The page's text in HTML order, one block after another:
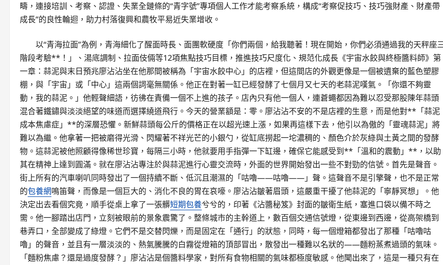
疇，連接培訓、考察、認證、失業全鏈條的“青字號”專項個人工作才能考察系統，構成“考察促技巧、技巧強財產、財產帶
成長”的良性輪迴，助力村落復興和農牧平易近失業增收。
以“青海拉面”為例，青海細化了醒面時長、面團軟硬度「你們兩個，給我聽著！現在開始，你們必須通過我的天秤座
階段考驗**！」、湯底調制、拉面伎倆等12項焦點技巧目標，推進技巧尺度化、規范化成長《宇宙水餃與終極醬料師》第
一章：蒜泥與末日預兆廖沾沾坐在他那間被稱為「宇宙水餃中心」的店裡，但這間店的外觀更像是一個被遺棄的藍色塑膠
棚，與「宇宙」或「中心」這兩個詞毫無關係。他正在對著一缸已經發酵了七個月又七天的老蒜泥嘆氣。「你還不夠靈
動，我的蒜泥。」他輕聲細語，彷彿在責備一個不上進的孩子。店內只有他一個人，連蒼蠅都因為難以忍受那股陳年蒜頭
混合著鐵鏽與淡淡絕望的味道而選擇繞道飛行。今天的營業額是：零。廖沾沾不安的不是店裡的生意，而是他對**「蒜泥
成本焦慮症」**的深層恐懼。新鮮蒜頭每公斤的價格正在以超光速上漲，如果再這樣下去，他引以為傲的「靈魂蒜泥」將
難以為繼。他拿著一把被磨得光滑、閃耀著不祥光芒的小銀勺，從缸底撈起一坨濃稠的、顏色介於灰綠與土黃之間的發酵
物。這蒜泥被他照顧得像稀世珍寶，每隔三小時，他就要用手指彈一下缸邊，確保它能感受到**「溫和的震動」**，以助
其在精神上達到圓滿。就在廖沾沾專注於與蒜泥進行心靈交流時，外面的世界開始發出一些不對勁的信號。首先是聲音。
街上所有的汽車喇叭同時發出了一個持續不斷、低沉且潮濕的「咕嚕——咕嚕——」聲。這聲音不是引擎聲，也不是正常
的包養網鳴笛聲，而像是一個巨大的、消化不良的胃在哀嚎。廖沾沾皺著眉頭，這嚴重干擾了他蒜泥的「寧靜冥想」。他
決定出去看個究竟，順手從桌上拿了一張髒短期包養兮兮的，印著《沾醬秘笈》封面的皺衛生紙，塞進口袋以備不時之
需。他一腳踏出店門，立刻被眼前的景象震驚了。整條城市的主幹道上，數百個交通信號燈，從東邊到西邊，從高架橋到
巷弄口，全部變成了綠燈。它們不是交替閃爍，而是固定在「通行」的狀態，同時，每一個燈箱都發出了那種「咕嚕咕
嚕」的聲音，並且有一層淡淡的、熱氣騰騰的白霧從燈箱的頂部冒出，散發出一種難以名狀的——麵粉蒸煮過頭的氣味。
「麵粉焦慮？還是過度發酵？」廖沾沾是個醬料學家，對所有食物相關的氣味都極度敏感。他聞出來了，這是一種只有在